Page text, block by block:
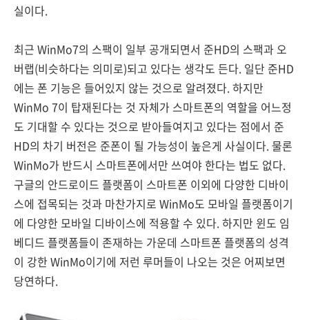
실이다.
최근 WinMo7의 스팩이 일부 공개되면서 준HD의 스팩과 오
버랩(비슷하다는 의미로)되고 있다는 생각도 든다. 일단 준HD
에는 폰 기능은 들어있지 않는 것으로 알려졌다. 하지만
WinMo 7이 탑재된다는 것 자체가 스마트폰의 역할을 어느정
도 기대할 수 있다는 것으로 받아들여지고 있다는 점에서 준
HD의 차기 버전은 준폰이 될 가능성이 높은게 사실이다. 물론
WinMo가 반드시 스마트폰에서만 쓰여야 한다는 법도 없다.
구글의 안드로이드 플랫폼이 스마트폰 이외에 다양한 디바이
스에 접목되는 것과 마찬가지로 WinMo도 모바일 플랫폼이기
에 다양한 모바일 디바이스에 적용할 수 있다. 하지만 윈도 임
베디드 플랫폼들이 존재하는 가운데 스마트폰 플랫폼의 성격
이 강한 WinMo이기에 저런 루머들이 나오는 것은 어찌보면
당연하다.